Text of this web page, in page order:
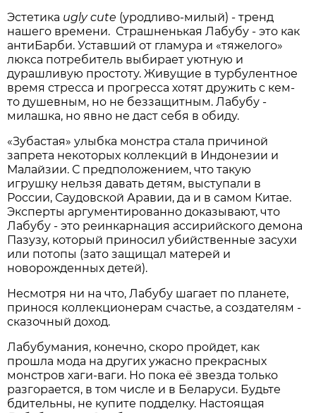
Эстетика ugly cute (уродливо-милый) - тренд
нашего времени. Страшненькая Лабубу - это как
антиБарби. Уставший от гламура и «тяжелого»
люкса потребитель выбирает уютную и
дурашливую простоту. Живущие в турбулентное
время стресса и прогресса хотят дружить с кем-
то душевным, но не беззащитным. Лабубу -
милашка, но явно не даст себя в обиду.
«Зубастая» улыбка монстра стала причиной
запрета некоторых коллекций в Индонезии и
Малайзии. С предположением, что такую
игрушку нельзя давать детям, выступали в
России, Саудовской Аравии, да и в самом Китае.
Эксперты аргументированно доказывают, что
Лабубу - это реинкарнация ассирийского демона
Пазузу, который приносил убийственные засухи
или потопы (зато защищал матерей и
новорожденных детей).
Несмотря ни на что, Лабубу шагает по планете,
принося коллекционерам счастье, а создателям -
сказочный доход.
Лабубумания, конечно, скоро пройдет, как
прошла мода на других ужасно прекрасных
монстров хаги-ваги. Но пока её звезда только
разгорается, в том числе и в Беларуси. Будьте
бдительны, не купите подделку. Настоящая